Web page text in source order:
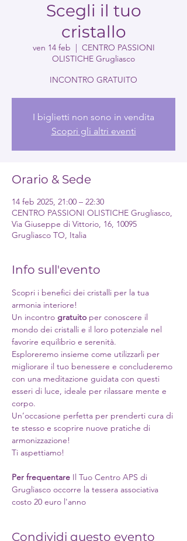
Scegli il tuo
cristallo
ven 14 feb
  |
CENTRO PASSIONI
OLISTICHE Grugliasco
I biglietti non sono in vendita
Scopri gli altri eventi
Orario & Sede
14 feb 2025, 21:00 – 22:30
CENTRO PASSIONI OLISTICHE Grugliasco,
Via Giuseppe di Vittorio, 16, 10095
Grugliasco TO, Italia
Info sull'evento
Scopri i benefici dei cristalli per la tua
armonia interiore!
Un incontro gratuito per conoscere il
mondo dei cristalli e il loro potenziale nel
favorire equilibrio e serenità.
Esploreremo insieme come utilizzarli per
migliorare il tuo benessere e concluderemo
con una meditazione guidata con questi
esseri di luce, ideale per rilassare mente e
corpo.
Un’occasione perfetta per prenderti cura di
te stesso e scoprire nuove pratiche di
armonizzazione!
Ti aspettiamo!
Per frequentare Il Tuo Centro APS di
Grugliasco occorre la tessera associativa
costo 20 euro l'anno
Condividi questo evento